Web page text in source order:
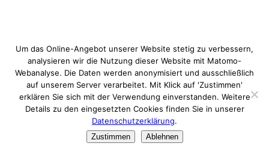
Um das Online-Angebot unserer Website stetig zu verbessern,
analysieren wir die Nutzung dieser Website mit Matomo-
Webanalyse. Die Daten werden anonymisiert und ausschließlich
auf unserem Server verarbeitet. Mit Klick auf 'Zustimmen'
erklären Sie sich mit der Verwendung einverstanden. Weitere
Details zu den eingesetzten Cookies finden Sie in unserer
Datenschutzerklärung.
Zustimmen Ablehnen